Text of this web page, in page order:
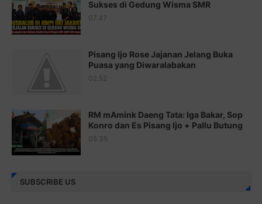
Juz 20 ⇨http://j.mp/2brI1zc
Juz 21 ⇨http://j.mp/2b8VcBO
http://j.mp/2bFRxNP
http://j.mp/2brItxm
Juz 25 ⇨http://j.mp/2brImlf
Juz 26 ⇨http://j.mp/2bFRHF2
Sukses di Gedung Wisma SMR
07.47
Pisang Ijo Rose Jajanan Jelang Buka
Puasa yang Diwaralabakan
02.52
RM mAmink Daeng Tata: Iga Bakar, Sop
Konro dan Es Pisang Ijo + Pallu Butung
05.35
SUBSCRIBE US